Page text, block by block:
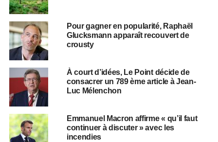
Pour gagner en popularité, Raphaël
Glucksmann apparaît recouvert de
crousty
À court d’idées, Le Point décide de
consacrer un 789 ème article à Jean-
Luc Mélenchon
Emmanuel Macron affirme « qu’il faut
continuer à discuter » avec les
incendies